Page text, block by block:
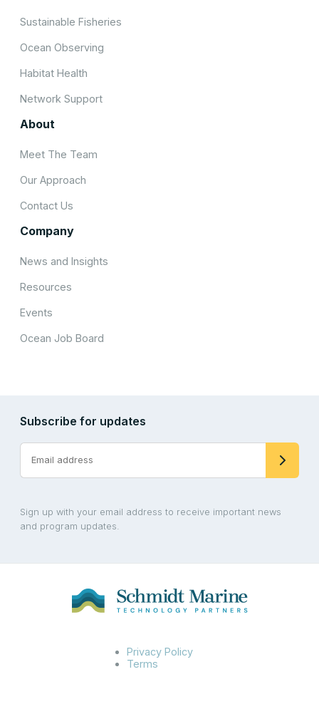
Sustainable Fisheries
Ocean Observing
Habitat Health
Network Support
About
Meet The Team
Our Approach
Contact Us
Company
News and Insights
Resources
Events
Ocean Job Board
Subscribe for updates
Sign up with your email address to receive important news
and program updates.
Privacy Policy
Terms